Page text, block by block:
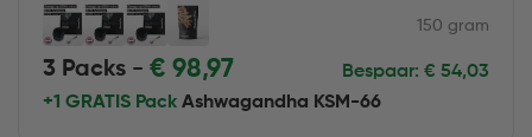
150 gram
3 Packs - € 98,97 Bespaar: € 54,03
+1 GRATIS Pack Ashwagandha KSM-66